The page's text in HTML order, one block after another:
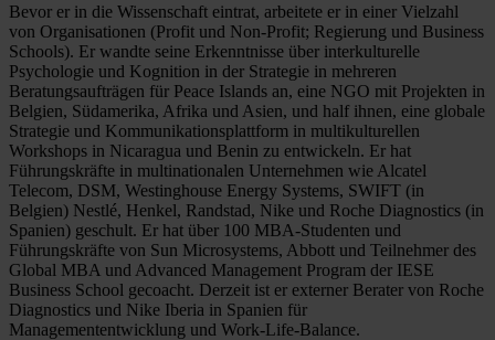
Bevor er in die Wissenschaft eintrat, arbeitete er in einer Vielzahl
von Organisationen (Profit und Non-Profit; Regierung und Business
Schools). Er wandte seine Erkenntnisse über interkulturelle
Psychologie und Kognition in der Strategie in mehreren
Beratungsaufträgen für Peace Islands an, eine NGO mit Projekten in
Belgien, Südamerika, Afrika und Asien, und half ihnen, eine globale
Strategie und Kommunikationsplattform in multikulturellen
Workshops in Nicaragua und Benin zu entwickeln. Er hat
Führungskräfte in multinationalen Unternehmen wie Alcatel
Telecom, DSM, Westinghouse Energy Systems, SWIFT (in
Belgien) Nestlé, Henkel, Randstad, Nike und Roche Diagnostics (in
Spanien) geschult. Er hat über 100 MBA-Studenten und
Führungskräfte von Sun Microsystems, Abbott und Teilnehmer des
Global MBA und Advanced Management Program der IESE
Business School gecoacht. Derzeit ist er externer Berater von Roche
Diagnostics und Nike Iberia in Spanien für
Managemententwicklung und Work-Life-Balance.